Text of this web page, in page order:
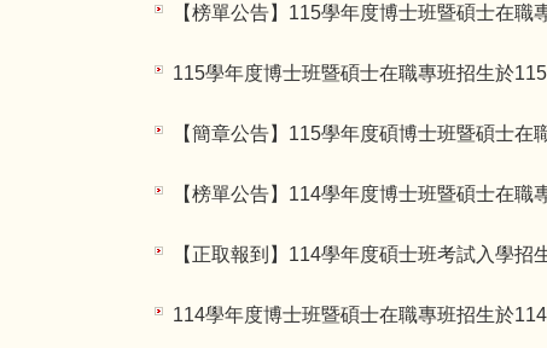
【榜單公告】115學年度博士班暨碩士在
115學年度博士班暨碩士在職專班招生於
【簡章公告】115學年度碩博士班暨碩士在
【榜單公告】114學年度博士班暨碩士在
【正取報到】114學年度碩士班考試入學招
114學年度博士班暨碩士在職專班招生於